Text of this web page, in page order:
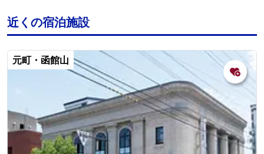
近くの宿泊施設
元町・函館山